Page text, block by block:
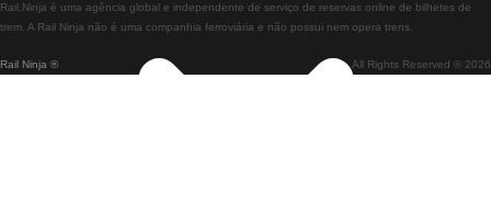
Comboios De Lisboa A Braga
Comboios De Braga A Lisboa
Rail Ninja ® All Rights Reserved © 2026
Rail.Ninja é uma agência global e independente de serviço de reservas online de bilhetes de
trem. A Rail Ninja não é uma companhia ferroviária e não possui nem opera trens.